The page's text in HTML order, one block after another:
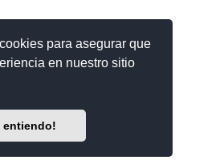
para asegurar que
en nuestro sitio
entiendo!